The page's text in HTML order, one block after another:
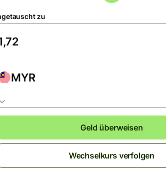
zu
MYR
Geld überweisen
Wechselkurs verfolgen